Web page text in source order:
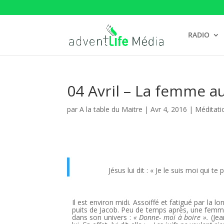
RADIO
04 Avril – La femme
parA la table du Maitre |Avr 4, 2016 |
Jésus lui dit : « Je le suis moi qui te
Il est environ midi. Assoiffé et fatigué par la
puits de Jacob. Peu de temps après, une
dans son univers : « Donne- moi à boire ».